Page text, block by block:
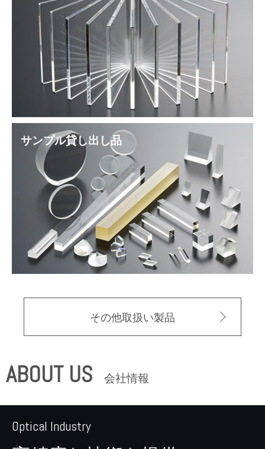
サンプル貸し出し品
その他取扱い製品
ABOUT US 会社情報
Optical Industry